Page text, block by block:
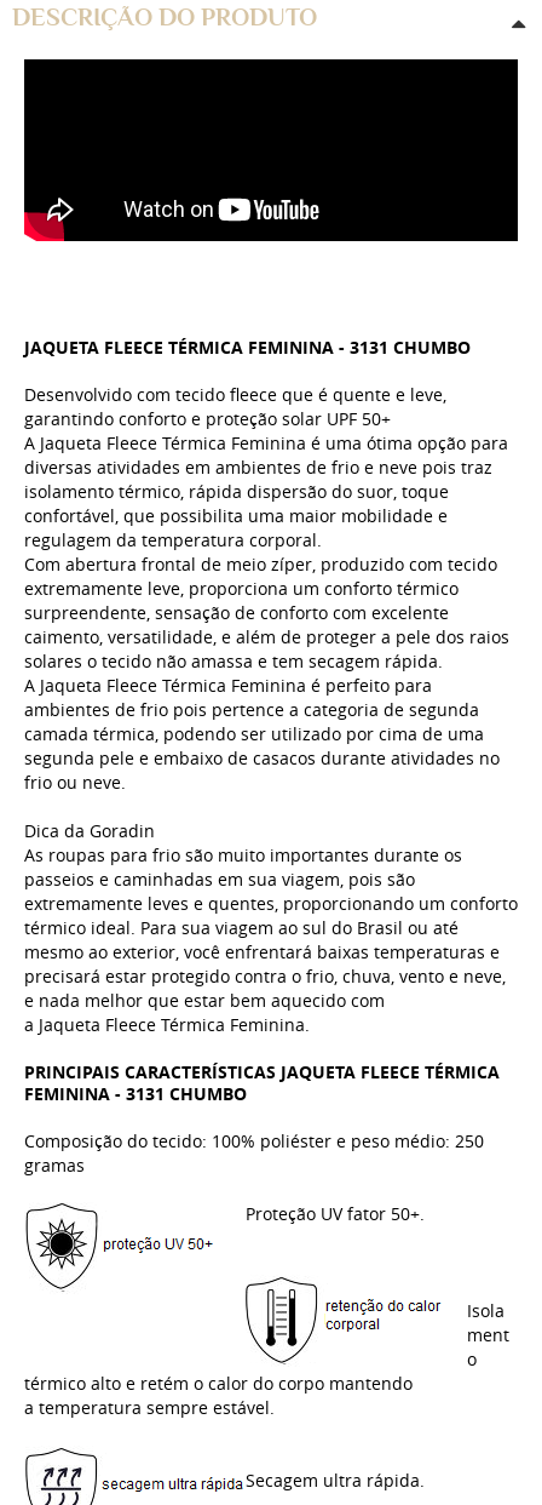
DESCRIÇÃO DO PRODUTO
JAQUETA FLEECE TÉRMICA FEMININA - 3131 CHUMBO
Desenvolvido com tecido fleece que é quente e leve,
garantindo conforto e proteção solar UPF 50+
A Jaqueta Fleece Térmica Feminina é uma ótima opção para
diversas atividades em ambientes de frio e neve pois traz
isolamento térmico, rápida dispersão do suor, toque
confortável, que possibilita uma maior mobilidade e
regulagem da temperatura corporal.
Com abertura frontal de meio zíper, produzido com tecido
extremamente leve, proporciona um conforto térmico
surpreendente, sensação de conforto com excelente
caimento, versatilidade, e além de proteger a pele dos raios
solares o tecido não amassa e tem secagem rápida.
A Jaqueta Fleece Térmica Feminina é perfeito para
ambientes de frio pois pertence a categoria de segunda
camada térmica, podendo ser utilizado por cima de uma
segunda pele e embaixo de casacos durante atividades no
frio ou neve.
Dica da Goradin
As roupas para frio são muito importantes durante os
passeios e caminhadas em sua viagem, pois são
extremamente leves e quentes, proporcionando um conforto
térmico ideal. Para sua viagem ao sul do Brasil ou até
mesmo ao exterior, você enfrentará baixas temperaturas e
precisará estar protegido contra o frio, chuva, vento e neve,
e nada melhor que estar bem aquecido com
a Jaqueta Fleece Térmica Feminina.
PRINCIPAIS CARACTERÍSTICAS JAQUETA FLEECE TÉRMICA
FEMININA - 3131 CHUMBO
Composição do tecido: 100% poliéster e peso médio: 250
gramas
Proteção UV fator 50+.
Isola
ment
o
térmico alto e retém o calor do corpo mantendo
a temperatura sempre estável.
Secagem ultra rápida.